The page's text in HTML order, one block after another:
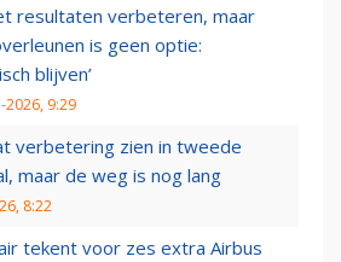
resultaten verbeteren, maar
is geen optie:
blijven’
2026, 9:29
verbetering zien in tweede
maar de weg is nog lang
8:22
tekent voor zes extra Airbus